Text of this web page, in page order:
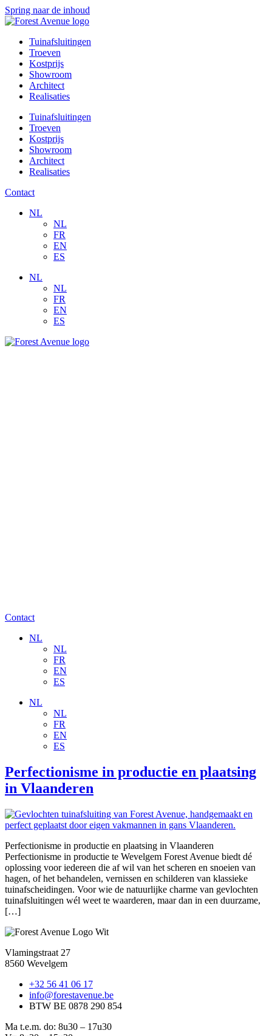
Spring naar de inhoud
Tuinafsluitingen
Troeven
Kostprijs
Showroom
Architect
Realisaties
Tuinafsluitingen
Troeven
Kostprijs
Showroom
Architect
Realisaties
Contact
NL
NL
FR
EN
ES
NL
NL
FR
EN
ES
Contact
NL
NL
FR
EN
ES
NL
NL
FR
EN
ES
Perfectionisme in productie en plaatsing
in Vlaanderen
Perfectionisme in productie en plaatsing in Vlaanderen
Perfectionisme in productie te Wevelgem Forest Avenue biedt dé
oplossing voor iedereen die af wil van het scheren en snoeien van
hagen, of het behandelen, vernissen en schilderen van klassieke
tuinafscheidingen. Voor wie de natuurlijke charme van gevlochten
tuinafsluitingen wél weet te waarderen, maar dan in een duurzame,
[…]
Vlamingstraat 27
8560 Wevelgem
+32 56 41 06 17
info@forestavenue.be
BTW BE 0878 290 854
Ma t.e.m. do: 8u30 – 17u30